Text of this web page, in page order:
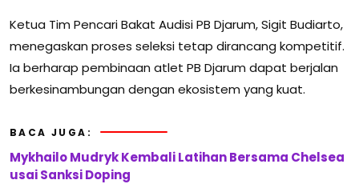
Ketua Tim Pencari Bakat Audisi PB Djarum, Sigit Budiarto,
menegaskan proses seleksi tetap dirancang kompetitif.
Ia berharap pembinaan atlet PB Djarum dapat berjalan
berkesinambungan dengan ekosistem yang kuat.
BACA JUGA:
Mykhailo Mudryk Kembali Latihan Bersama Chelsea
usai Sanksi Doping